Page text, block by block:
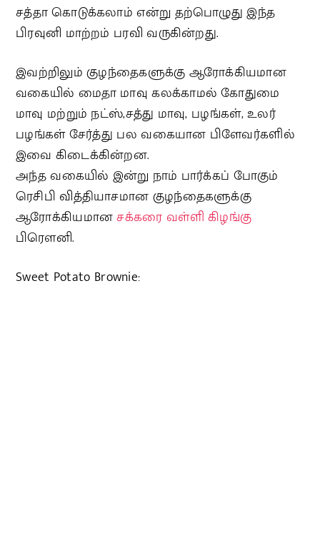
சத்தா கொடுக்கலாம் என்று தற்பொழுது இந்த
பிரவுனி மாற்றம் பரவி வருகின்றது.
இவற்றிலும் குழந்தைகளுக்கு ஆரோக்கியமான
வகையில் மைதா மாவு கலக்காமல் கோதுமை
மாவு மற்றும் நட்ஸ்,சத்து மாவு, பழங்கள், உலர்
பழங்கள் சேர்த்து பல வகையான பிளேவர்களில்
இவை கிடைக்கின்றன.
அந்த வகையில் இன்று நாம் பார்க்கப் போகும்
ரெசிபி வித்தியாசமான குழந்தைகளுக்கு
ஆரோக்கியமானசக்கரை வள்ளி கிழங்கு
பிரௌனி.
Sweet Potato Brownie: